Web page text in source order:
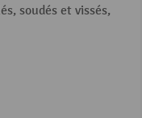
soudés et vissés,